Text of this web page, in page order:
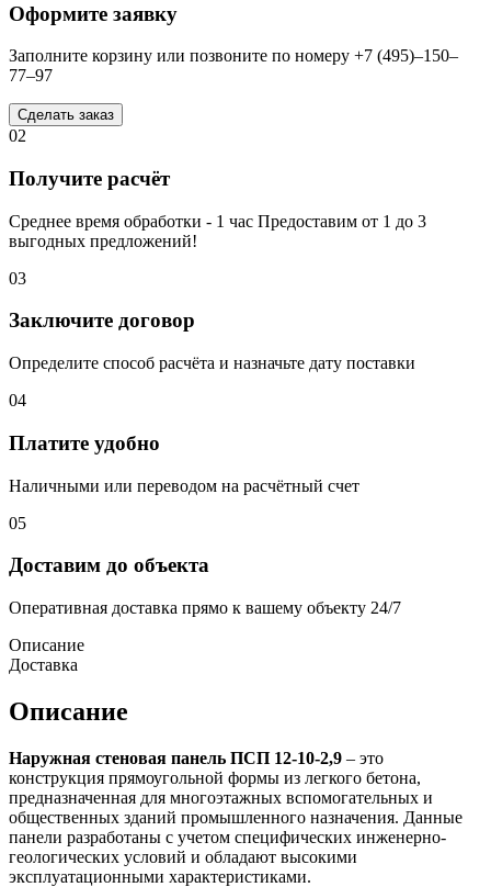
Оформите заявку
Заполните корзину или позвоните по номеру +7 (495)–150–
77–97
Сделать заказ
02
Получите расчёт
Среднее время обработки - 1 час Предоставим от 1 до 3
выгодных предложений!
03
Заключите договор
Определите способ расчёта и назначьте дату поставки
04
Платите удобно
Наличными или переводом на расчётный счет
05
Доставим до объекта
Оперативная доставка прямо к вашему объекту 24/7
Описание
Доставка
Описание
Наружная стеновая панель ПСП 12-10-2,9 – это
конструкция прямоугольной формы из легкого бетона,
предназначенная для многоэтажных вспомогательных и
общественных зданий промышленного назначения. Данные
панели разработаны с учетом специфических инженерно-
геологических условий и обладают высокими
эксплуатационными характеристиками.